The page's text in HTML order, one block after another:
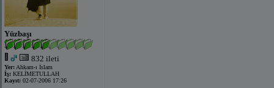
Yüzbaşı
832 ileti
Yer: Ahkam-ı İslam
İş: KELİMETULLAH
Kayıt: 02-07-2006 17:26